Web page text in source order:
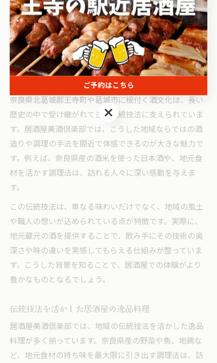
かなものとなるでしょう。
伝統技法が息づく居酒屋の楽しみ方
居酒屋で体感する伝統技法の奥深さ
奈良県北葛城郡王寺町や葛城市に根付く酒文化は、長い
歴史の中で受け継がれてきた伝統技法に支えられていま
す。居酒屋美酒倶楽部では、こうした地域ならではの酒
造りや調理の手法を間近で体感できるのが大きな魅力で
す。例えば、奈良県産の酒米を使った日本酒や、地元食
材を活かす調理法は、訪れる人々に深い感動を与えま
す。
この伝統技法は、単なる味わいだけでなく、地域の風土
や職人の想いが込められている点が特徴です。実際に、
地元蔵元の酒を提供することで、飲み手にその技術の奥
深さや味の違いを実感してもらえる仕組みが整っていま
す。こうした背景を知ることで、居酒屋での体験がより
豊かなものとなるでしょう。
伝統技法を活かした居酒屋の逸品料理
居酒屋美酒倶楽部では、地域の伝統技法を活かした逸品
料理が多く揃っています。奈良県産の野菜や魚、地鶏な
ど、地元食材の持ち味を最大限に引き出す調理法は、訪
ご予約はこちら
ご予約はこちら